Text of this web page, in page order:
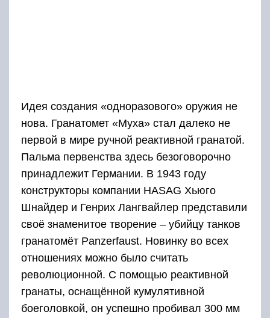
Идея создания «одноразового» оружия не
нова. Гранатомет «Муха» стал далеко не
первой в мире ручной реактивной гранатой.
Пальма первенства здесь безоговорочно
принадлежит Германии. В 1943 году
конструкторы компании HASAG Хьюго
Шнайдер и Генрих Лангвайлер представили
своё знаменитое творение – убийцу танков
гранатомёт Panzerfaust. Новинку во всех
отношениях можно было считать
революционной. С помощью реактивной
гранаты, оснащённой кумулятивной
боеголовкой, он успешно пробивал 300 мм